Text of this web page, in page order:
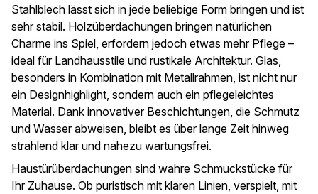
Stahlblech lässt sich in jede beliebige Form bringen und ist
sehr stabil. Holzüberdachungen bringen natürlichen
Charme ins Spiel, erfordern jedoch etwas mehr Pflege –
ideal für Landhausstile und rustikale Architektur. Glas,
besonders in Kombination mit Metallrahmen, ist nicht nur
ein Designhighlight, sondern auch ein pflegeleichtes
Material. Dank innovativer Beschichtungen, die Schmutz
und Wasser abweisen, bleibt es über lange Zeit hinweg
strahlend klar und nahezu wartungsfrei.
Haustürüberdachungen sind wahre Schmuckstücke für
Ihr Zuhause. Ob puristisch mit klaren Linien, verspielt, mit